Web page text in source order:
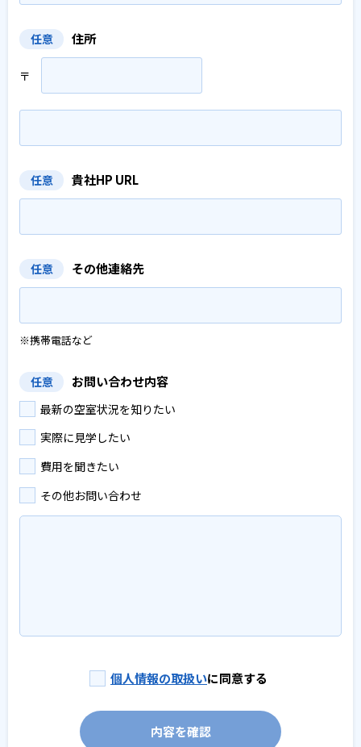
任意 住所
〒
任意 貴社HP URL
任意 その他連絡先
※携帯電話など
任意 お問い合わせ内容
最新の空室状況を知りたい
実際に見学したい
費用を聞きたい
その他お問い合わせ
個人情報の取扱いに同意する
内容を確認